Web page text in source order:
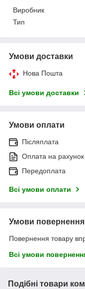
Виробник
Тип
Умови доставки
Нова Пошта
Всі умови доставки
Умови оплати
Післяплата
Оплата на рахунок
Передоплата
Всі умови оплати
Умови повернення
Повернення товару
Всі умови
Подібні товари